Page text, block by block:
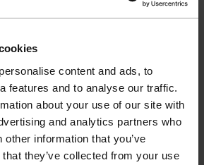
content and ads, to
features and to analyse our traffic.
about your use of our site with
and analytics partners who
information that you’ve
they’ve collected from your use
winkel